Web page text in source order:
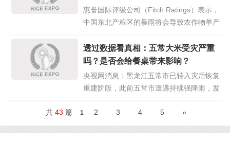
年丰收，库存充裕，稻谷自给率超过
100%。国内大米供应充足，完全能够满 点
惠誉国际评级公司（Fitch Ratings）表示，
中国东北产粮区的暴雨将会导致农作物单产
来上涨压力。 黑龙江、吉林和内蒙古三省
的粮食产量占到2021年中国粮食产量的
23%。黑龙江是中国最大的水稻产区，占
2021年全国水稻产量的13.7%。这些省份
透过数据看真相：五常大米受灾严重
吗？是否会给餐桌带来影响？
央视网消息：黑龙江五常市已转入灾后恢复
重建阶段，此前五常市遭遇持续强降雨，发
商品粮生产基地，那么此次洪涝灾害会对五
常大米的生产带来多大影响？对餐桌又影响
共43 篇 1 2 3 4 5 »